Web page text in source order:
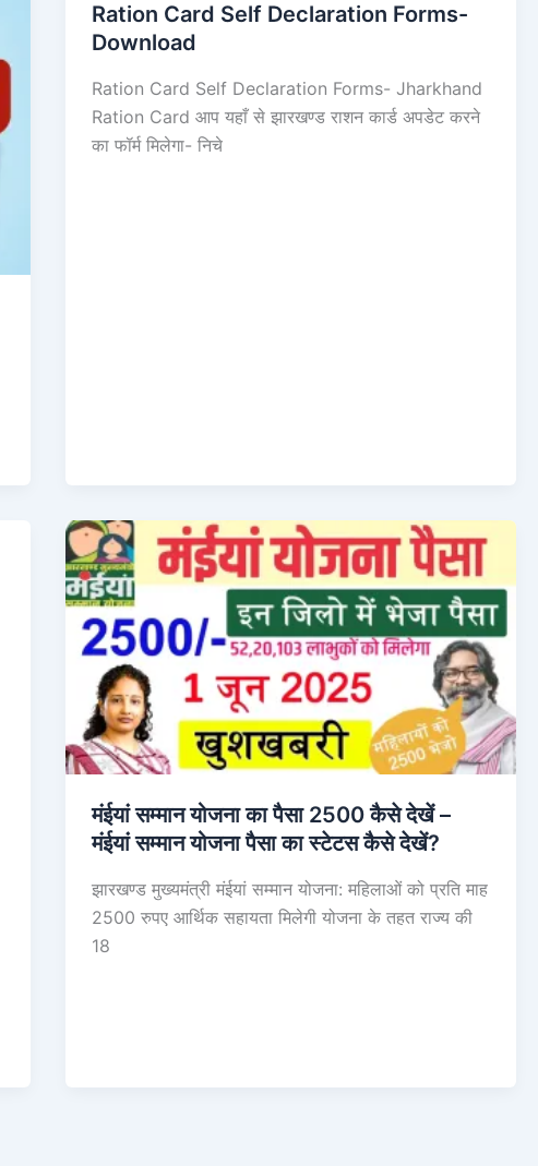
Ration Card Self Declaration Forms-
Download
Ration Card Self Declaration Forms- Jharkhand
Ration Card आप यहाँ से झारखण्ड राशन कार्ड अपडेट करने
का फॉर्म मिलेगा- निचे
मंईयां सम्मान योजना का पैसा 2500 कैसे देखें –
मंईयां सम्मान योजना पैसा का स्टेटस कैसे देखें?
झारखण्ड मुख्यमंत्री मंईयां सम्मान योजना: महिलाओं को प्रति माह
2500 रुपए आर्थिक सहायता मिलेगी योजना के तहत राज्य की
18